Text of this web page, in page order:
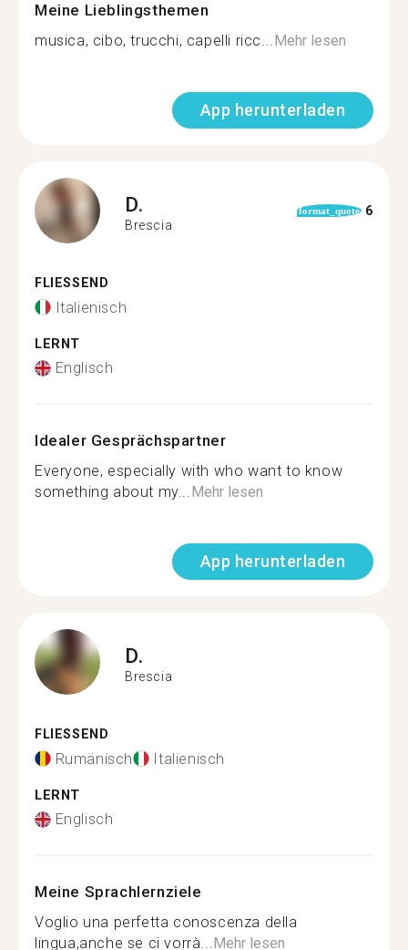
Meine Lieblingsthemen
musica, cibo, trucchi, capelli ricc...Mehr lesen
App herunterladen
D.
Brescia
format_quote 6
FLIESSEND
Italienisch
LERNT
Englisch
Idealer Gesprächspartner
Everyone, especially with who want to know
something about my...Mehr lesen
App herunterladen
D.
Brescia
FLIESSEND
Rumänisch Italienisch
LERNT
Englisch
Meine Sprachlernziele
Voglio una perfetta conoscenza della
lingua,anche se ci vorrà...Mehr lesen